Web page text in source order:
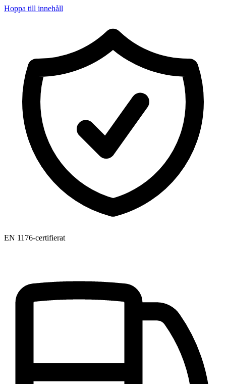
Hoppa till innehåll
EN 1176-certifierat